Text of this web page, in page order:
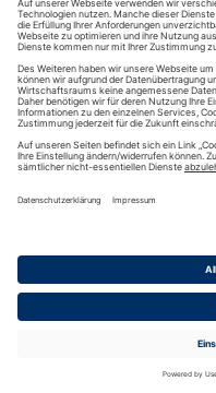
Zimmertüren kaufen und
Designermöbel günstig
Luftbett Test: Ein besonderes
Datenschutzinformationen·
&